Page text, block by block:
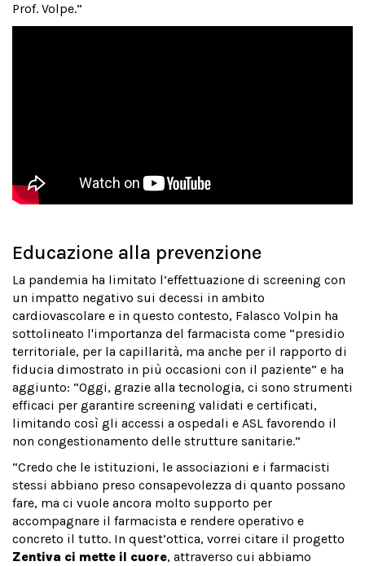
Prof. Volpe.”
Educazione alla prevenzione
La pandemia ha limitato l’effettuazione di screening con
un impatto negativo sui decessi in ambito
cardiovascolare e in questo contesto, Falasco Volpin ha
sottolineato l'importanza del farmacista come “presidio
territoriale, per la capillarità, ma anche per il rapporto di
fiducia dimostrato in più occasioni con il paziente” e ha
aggiunto: “Oggi, grazie alla tecnologia, ci sono strumenti
efficaci per garantire screening validati e certificati,
limitando così gli accessi a ospedali e ASL favorendo il
non congestionamento delle strutture sanitarie.”
“Credo che le istituzioni, le associazioni e i farmacisti
stessi abbiano preso consapevolezza di quanto possano
fare, ma ci vuole ancora molto supporto per
accompagnare il farmacista e rendere operativo e
concreto il tutto. In quest’ottica, vorrei citare il progetto
Zentiva ci mette il cuore, attraverso cui abbiamo